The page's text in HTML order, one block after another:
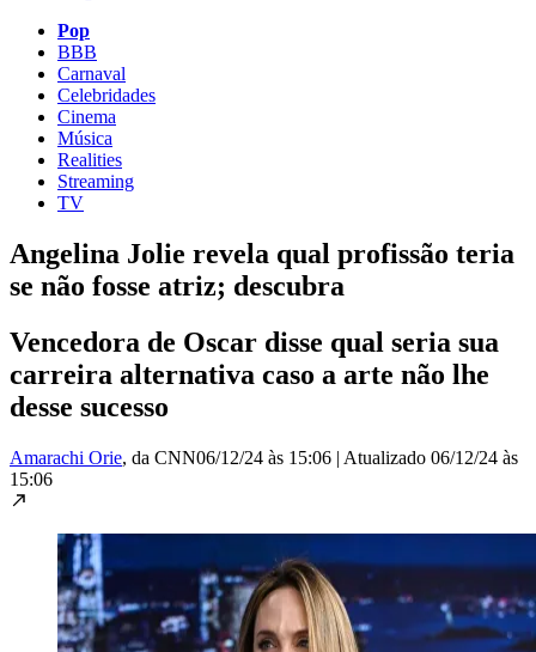
Pop
BBB
Carnaval
Celebridades
Cinema
Música
Realities
Streaming
TV
Angelina Jolie revela qual profissão teria
se não fosse atriz; descubra
Vencedora de Oscar disse qual seria sua
carreira alternativa caso a arte não lhe
desse sucesso
Amarachi Orie, da CNN06/12/24 às 15:06 | Atualizado 06/12/24 às
15:06